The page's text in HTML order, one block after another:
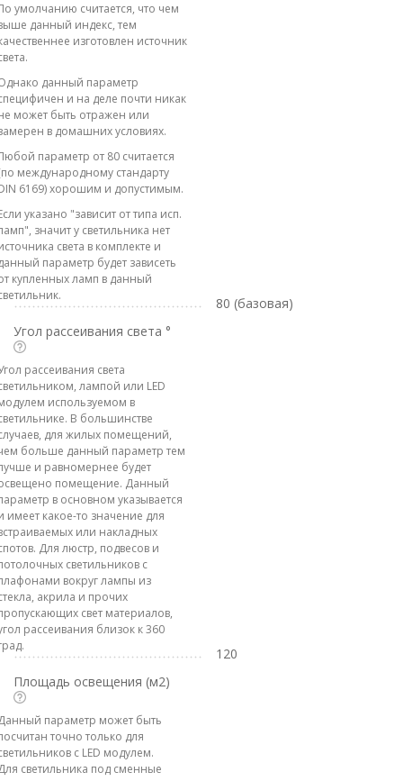
умолчанию считается, что чем
данный индекс, тем
изготовлен источник
данный параметр
и на деле почти никак
может быть отражен или
в домашних условиях.
параметр от 80 считается
международному стандарту
6169) хорошим и допустимым.
указано "зависит от типа исп.
значит у светильника нет
света в комплекте и
параметр будет зависеть
купленных ламп в данный
80 (базовая)
Угол рассеивания света °
рассеивания света
лампой или LED
используемом в
В большинстве
для жилых помещений,
больше данный параметр тем
и равномернее будет
помещение. Данный
в основном указывается
имеет какое-то значение для
или накладных
Для люстр, подвесов и
светильников с
вокруг лампы из
акрила и прочих
свет материалов,
рассеивания близок к 360
120
Площадь освещения (м2)
параметр может быть
точно только для
с LED модулем.
светильника под сменные